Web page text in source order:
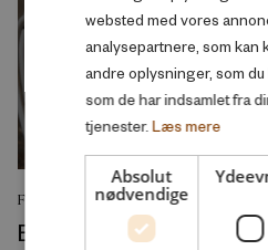
FORSKNINGSRAPPORT
Educational inequalities
websted med vores
analysepartnere, som kan
andre oplysninger, som
som de har indsamlet fra
tjenester. Læs mere
Absolut
nødvendige